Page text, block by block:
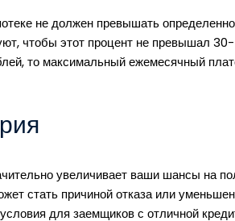
не должен превышать
чтобы этот процент не превышал
то максимальный ежемесячный
увеличивает ваши шансы на
стать причиной отказа или
для заемщиков с отличной